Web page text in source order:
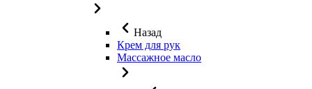
Назад
Крем для рук
Массажное масло